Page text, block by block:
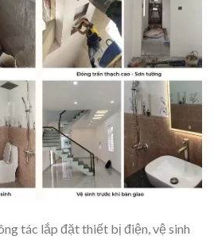
tác lắp đặt thiết bị điện, vệ sinh